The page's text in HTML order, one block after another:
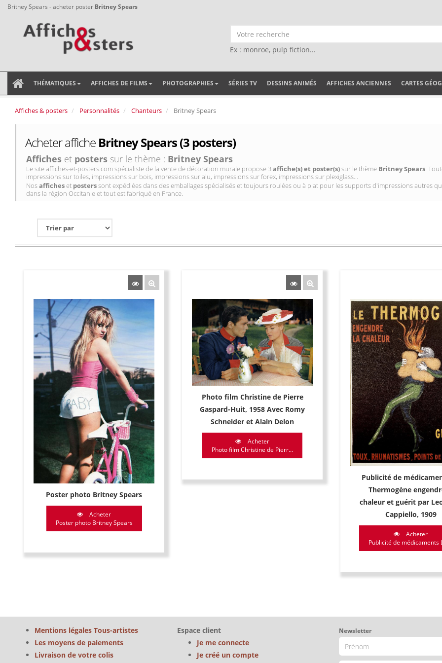
Britney Spears - acheter poster Britney Spears
Ex : monroe, pulp fiction...
THÉMATIQUES AFFICHES DE FILMS PHOTOGRAPHIES SÉRIES TV DESSINS ANIMÉS AFFICHES ANCIENNES CARTES
Affiches & posters Personnalités Chanteurs Britney Spears
Acheter affiche Britney Spears (3 posters)
Affiches et posters sur le thème : Britney Spears
Le site affiches-et-posters.com spécialiste de la vente de décoration murale propose 3affiche(s) et poster(s)sur le thème Britney Spears.
impressions sur toiles, impressions sur bois, impressions sur alu, impressions sur forex, impressions sur plexiglass...
Nosafficheset posterssont expédiées dans des emballages spécialisés et toujours roulées ou à plat pour les supports d'impressions autres
dans la région Occitanie et tout est fabriqué en France.
Poster photo Britney Spears
Acheter
Poster photo Britney Spears
Photo film Christine de Pierre
Gaspard-Huit, 1958 Avec Romy
Schneider et Alain Delon
Acheter
Photo film Christine de Pierr...
Publicité de
Thermogène
chaleur et guérit par
Cappiello, 1909
Acheter
Publicité de médicaments
Mentions légales Tous-artistes
Les moyens de paiements
Livraison de votre colis
Espace client
Je me connecte
Je créé un compte
Newsletter